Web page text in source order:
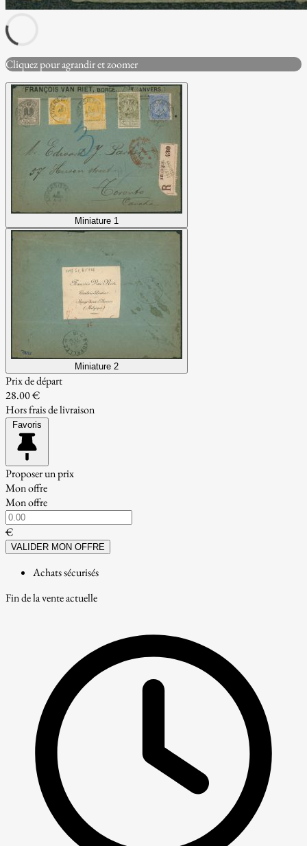
Cliquez pour agrandir et zoomer
Miniature 1
Miniature 2
Prix de départ
28.00 €
Hors frais de livraison
Favoris
Proposer un prix
Mon offre
Mon offre
€
VALIDER MON OFFRE
Achats sécurisés
Fin de la vente actuelle